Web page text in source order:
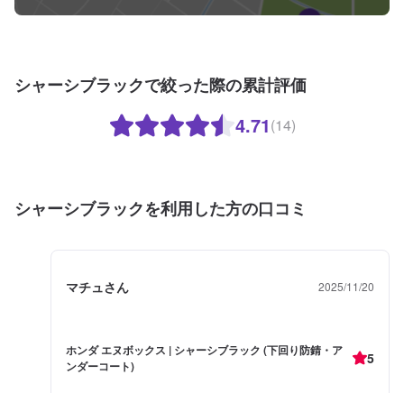
シャーシブラックで絞った際の累計評価
4.71(14)
シャーシブラックを利用した方の口コミ
マチュさん 2025/11/20
ホンダ エヌボックス | シャーシブラック (下回り防錆・ア
ンダーコート)
5